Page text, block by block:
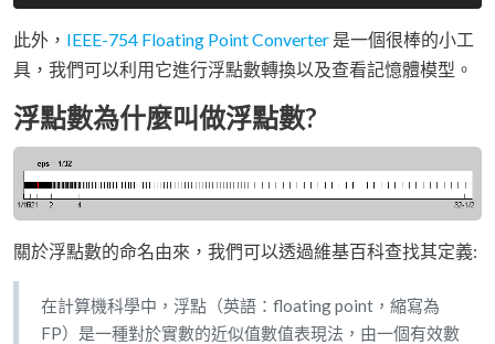
此外， IEEE-754 Floating Point Converter 是一個很棒的小工
具，我們可以利用它進行浮點數轉換以及查看記憶體模型。
浮點數為什麼叫做浮點數?
關於浮點數的命名由來，我們可以透過維基百科查找其定義:
在計算機科學中，浮點（英語：floating point，縮寫為
FP）是一種對於實數的近似值數值表現法，由一個有效數